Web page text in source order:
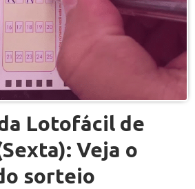
Lotofácil de
Veja o
sorteio